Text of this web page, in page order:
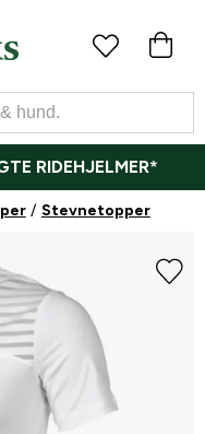
RIDEHJELMER*
Stevnetopper